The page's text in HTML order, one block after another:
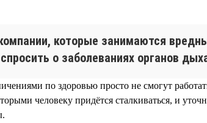
которые занимаются
о заболеваниях органов
по здоровью просто не смогут
человеку придётся сталкиваться, и